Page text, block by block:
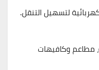
لتسهيل التنقل.
مطاعم وكافيهات